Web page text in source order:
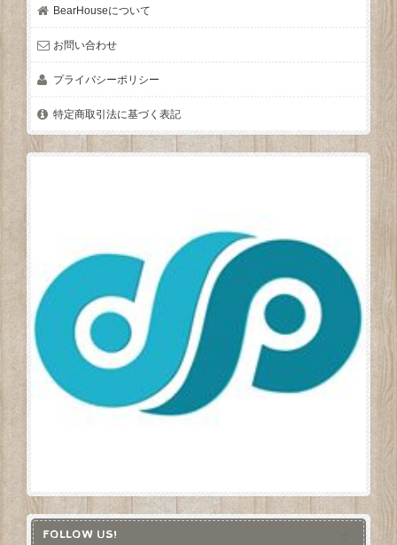
BearHouseについて
お問い合わせ
プライバシーポリシー
特定商取引法に基づく表記
FOLLOW US!